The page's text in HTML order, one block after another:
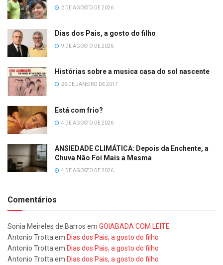
2 DE AGOSTO DE 2026
Dias dos Pais, a gosto do filho
9 DE AGOSTO DE 2026
Histórias sobre a musica casa do sol nascente
26 DE JANEIRO DE 2017
Está com frio?
4 DE AGOSTO DE 2026
ANSIEDADE CLIMÁTICA: Depois da Enchente, a
Chuva Não Foi Mais a Mesma
4 DE AGOSTO DE 2026
Comentários
Sonia Meireles de Barros em GOIABADA COM LEITE
Antonio Trotta em Dias dos Pais, a gosto do filho
Antonio Trotta em Dias dos Pais, a gosto do filho
Antonio Trotta em Dias dos Pais, a gosto do filho